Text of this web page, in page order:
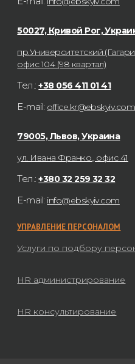
50027, Кривой Рог,
пр.Университетский
офис 104 (98 квартал)
Тел.:+38 056 411 01 41
E-mail: office.kr@ebskyiv.com
79005, Львов, Украина
ул. Ивана Франко., офис 41
Тел.:+380 32 259 32 32
E-mail: info@ebskyiv.com
УПРАВЛЕНИЕ ПЕРСОНАЛОМ
Услуги по подбору
HR администрирование
HR консультирование